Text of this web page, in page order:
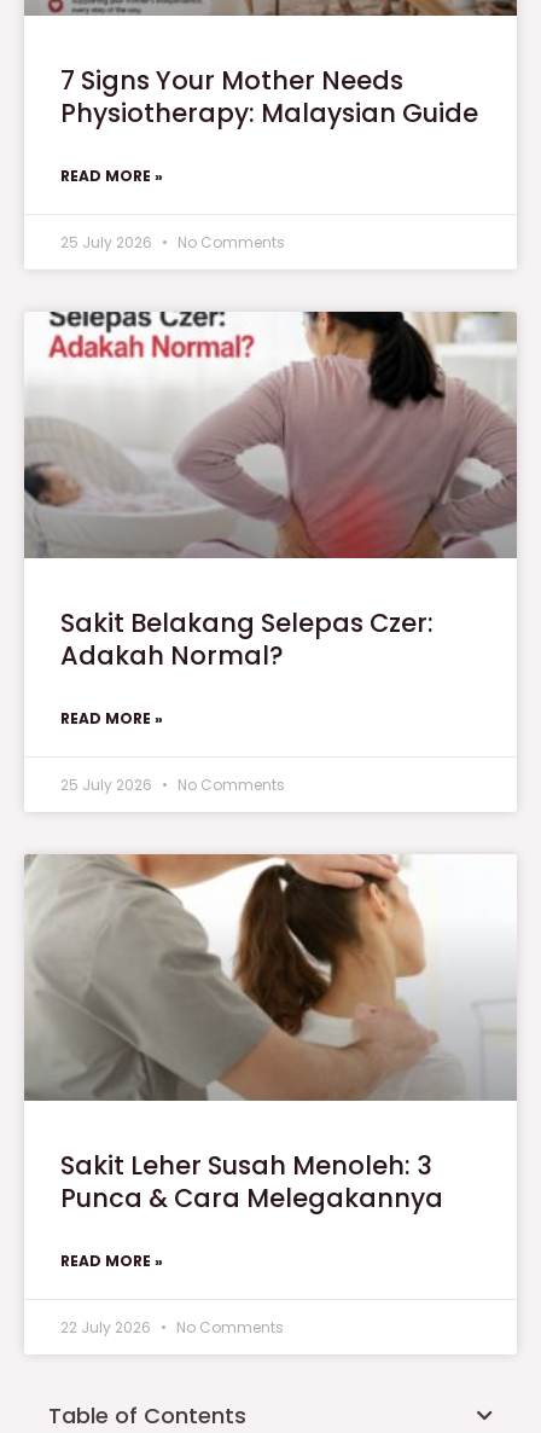
7 Signs Your Mother Needs
Physiotherapy: Malaysian Guide
READ MORE »
25 July 2026 No Comments
Sakit Belakang Selepas Czer:
Adakah Normal?
READ MORE »
25 July 2026 No Comments
Sakit Leher Susah Menoleh: 3
Punca & Cara Melegakannya
READ MORE »
22 July 2026 No Comments
Table of Contents